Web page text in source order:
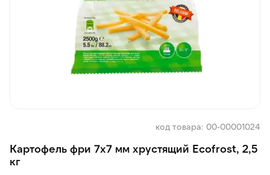
код товара: 00-00001024
Картофель фри 7х7 мм хрустящий Ecofrost, 2,5
кг